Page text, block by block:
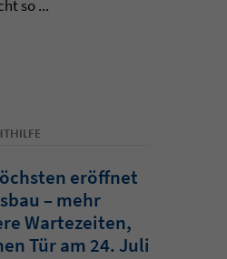
so ...
eröffnet
– mehr
Wartezeiten,
Tür am 24. Juli